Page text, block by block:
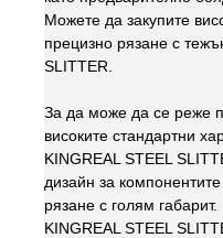
Можете да закупите
прецизно рязане с
SLITTER.
За да може да се реже
високите стандартни
KINGREAL STEEL
дизайн за
рязане с голям габарит.
KINGREAL STEEL